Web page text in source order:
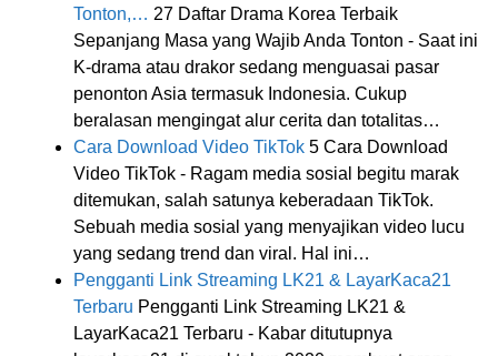
Tonton,… 27 Daftar Drama Korea Terbaik
Sepanjang Masa yang Wajib Anda Tonton - Saat ini
K-drama atau drakor sedang menguasai pasar
penonton Asia termasuk Indonesia. Cukup
beralasan mengingat alur cerita dan totalitas…
Cara Download Video TikTok 5 Cara Download
Video TikTok - Ragam media sosial begitu marak
ditemukan, salah satunya keberadaan TikTok.
Sebuah media sosial yang menyajikan video lucu
yang sedang trend dan viral. Hal ini…
Pengganti Link Streaming LK21 & LayarKaca21
Terbaru Pengganti Link Streaming LK21 &
LayarKaca21 Terbaru - Kabar ditutupnya